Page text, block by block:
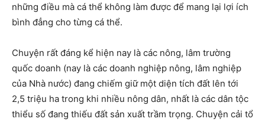
những điều mà cá thể không làm được để mang lại lợi ích
bình đẳng cho từng cá thể.
Chuyện rất đáng kể hiện nay là các nông, lâm trường
quốc doanh (nay là các doanh nghiệp nông, lâm nghiệp
của Nhà nước) đang chiếm giữ một diện tích đất lên tới
2,5 triệu ha trong khi nhiều nông dân, nhất là các dân tộc
thiểu số đang thiếu đất sản xuất trầm trọng. Chuyện cải tổ